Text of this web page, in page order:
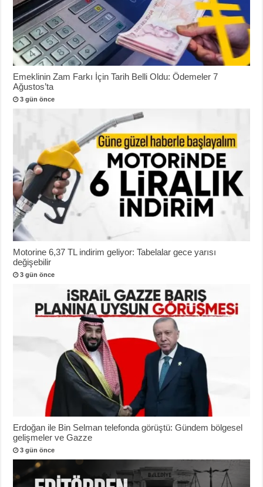
Emeklinin Zam Farkı İçin Tarih Belli Oldu: Ödemeler 7
Ağustos’ta
3 gün önce
Motorine 6,37 TL indirim geliyor: Tabelalar gece yarısı
değişebilir
3 gün önce
Erdoğan ile Bin Selman telefonda görüştü: Gündem bölgesel
gelişmeler ve Gazze
3 gün önce